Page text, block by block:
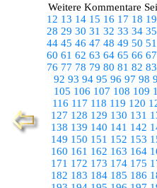
Weitere Kommentare
12 13 14 15 16 17 18 19
28 29 30 31 32 33 34 35
44 45 46 47 48 49 50 51
60 61 62 63 64 65 66 67
76 77 78 79 80 81 82 83
92 93 94 95 96 97 98
105 106 107 108 109
116 117 118 119 120
127 128 129 130 131
138 139 140 141 142
149 150 151 152 153
160 161 162 163 164
171 172 173 174 175
182 183 184 185 186